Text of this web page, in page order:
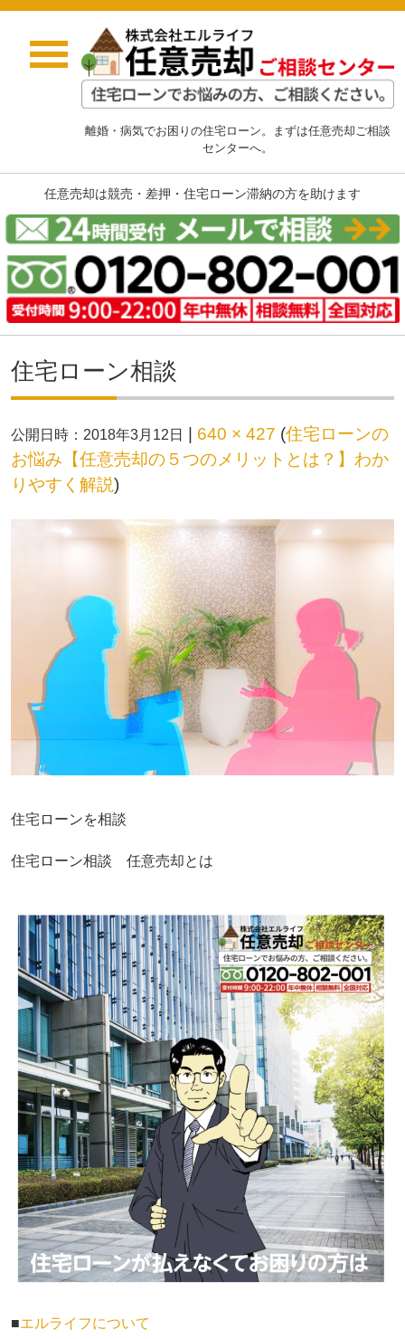
離婚・病気でお困りの住宅ローン。まずは任意売却ご相談
センターへ。
任意売却は競売・差押・住宅ローン滞納の方を助けます
住宅ローン相談
公開日時： 2018年3月12日 | 640 × 427 (住宅ローンの
お悩み【任意売却の５つのメリットとは？】わか
りやすく解説)
住宅ローンを相談
住宅ローン相談 任意売却とは
■エルライフについて